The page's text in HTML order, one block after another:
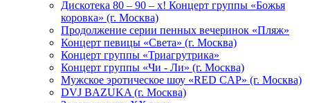
Дискотека 80 – 90 – х! Концерт группы «Божья
коровка» (г. Москва)
Продолжение серии пенных вечеринок «Пляж»
Концерт певицы «Света» (г. Москва)
Концерт группы «Триагрутрика»
Концерт группы «Чи - Ли» (г. Москва)
Мужское эротическое шоу «RED CAP» (г. Москва)
DVJ BAZUKA (г. Москва)